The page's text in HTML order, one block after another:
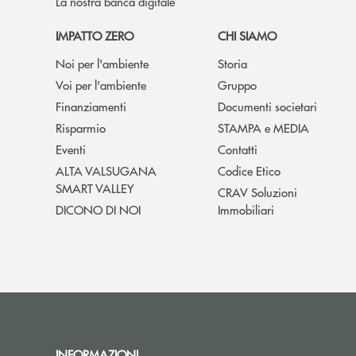
IMPATTO ZERO
Noi per l'ambiente
Voi per l'ambiente
Finanziamenti
Risparmio
Eventi
ALTA VALSUGANA
SMART VALLEY
DICONO DI NOI
CHI SIAMO
Storia
Gruppo
Documenti societari
STAMPA e MEDIA
Contatti
Codice Etico
CRAV Soluzioni
Immobiliari